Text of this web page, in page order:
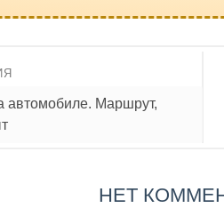
автомобиле. Маршрут,
НЕТ